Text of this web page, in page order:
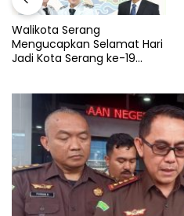
Walikota Serang
Mengucapkan Selamat Hari
Jadi Kota Serang ke-19